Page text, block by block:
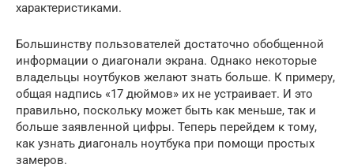
характеристиками.
Большинству пользователей достаточно обобщенной
информации о диагонали экрана. Однако некоторые
владельцы ноутбуков желают знать больше. К примеру,
общая надпись «17 дюймов» их не устраивает. И это
правильно, поскольку может быть как меньше, так и
больше заявленной цифры. Теперь перейдем к тому,
как узнать диагональ ноутбука при помощи простых
замеров.